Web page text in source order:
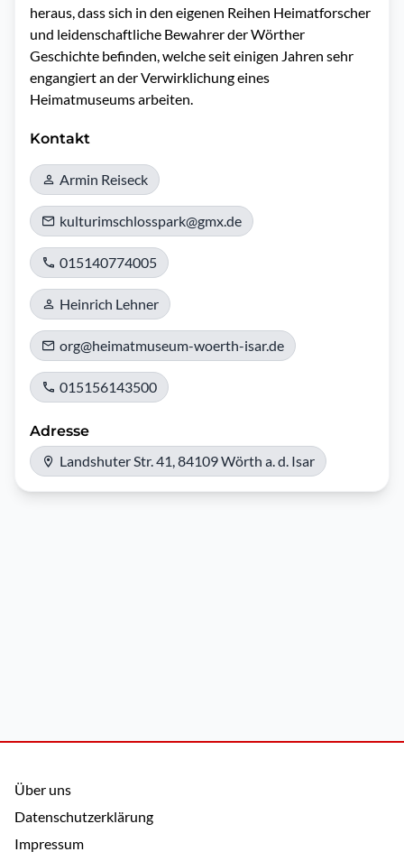
heraus, dass sich in den eigenen Reihen Heimatforscher
und leidenschaftliche Bewahrer der Wörther
Geschichte befinden, welche seit einigen Jahren sehr
engangiert an der Verwirklichung eines
Heimatmuseums arbeiten.
Kontakt
Armin Reiseck
kulturimschlosspark@gmx.de
015140774005
Heinrich Lehner
org@heimatmuseum-woerth-isar.de
015156143500
Adresse
Landshuter Str. 41, 84109 Wörth a. d. Isar
Über uns
Datenschutzerklärung
Impressum